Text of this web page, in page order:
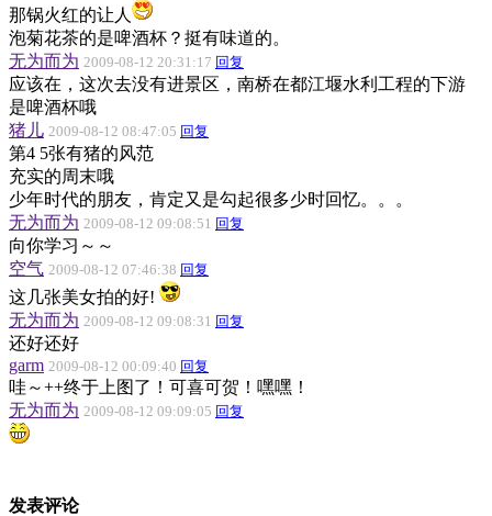
那锅火红的让人
泡菊花茶的是啤酒杯？挺有味道的。
无为而为 2009-08-12 20:31:17 回复
应该在，这次去没有进景区，南桥在都江堰水利工程的下游
是啤酒杯哦
猪儿 2009-08-12 08:47:05 回复
第4 5张有猪的风范
充实的周末哦
少年时代的朋友，肯定又是勾起很多少时回忆。。。
无为而为 2009-08-12 09:08:51 回复
向你学习～～
空气 2009-08-12 07:46:38 回复
这几张美女拍的好!
无为而为 2009-08-12 09:08:31 回复
还好还好
garm 2009-08-12 00:09:40 回复
哇～++终于上图了！可喜可贺！嘿嘿！
无为而为 2009-08-12 09:09:05 回复
发表评论